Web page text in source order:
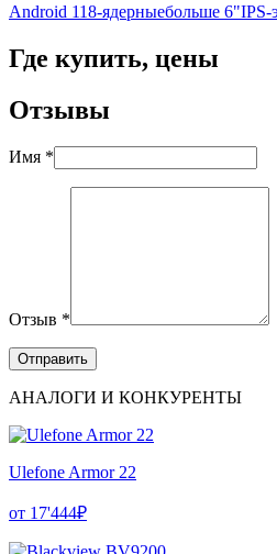
Android 118-ядерныебольше 6"IPS-
Где купить, цены
Отзывы
Имя *
Отзыв *
АНАЛОГИ И КОНКУРЕНТЫ
Ulefone Armor 22
от 17'444₽